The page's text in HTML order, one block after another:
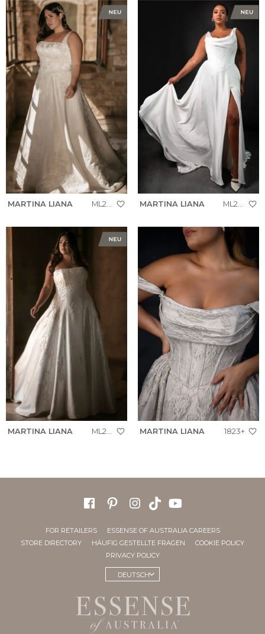
MARTINA LIANA ML2036+ MARTINA LIANA ML2058+
MARTINA LIANA MARTINA LIANA 1823+
FOR RETAILERS
ESSENSE OF AUSTRALIA CAREERS
STORE DIRECTORY
HÄUFIG GESTELLTE FRAGEN
COOKIE POLICY
PRIVACY POLICY
DEUTSCH